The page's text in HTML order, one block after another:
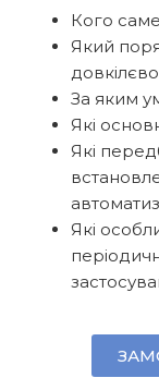
Кого
Який
За яким
Які
Які
Які